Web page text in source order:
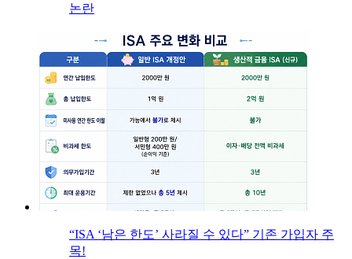
논란
“ISA ‘남은 한도’ 사라질 수 있다” 기존 가입자 주
목!